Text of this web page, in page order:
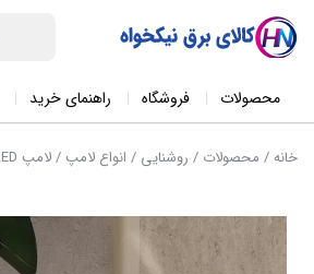
محصولات فروشگاه راهنمای خرید
خانه/ محصولات / روشنایی / انواع لامپ /لامپ LED